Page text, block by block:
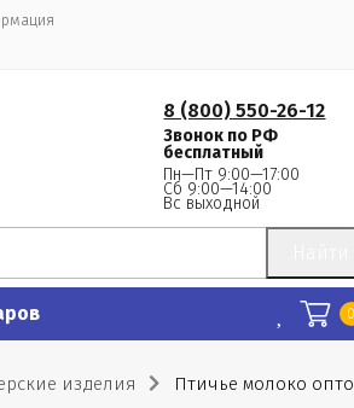
8 (800) 550-26-12
Звонок по РФ
бесплатный
Пн—Пт 9:00—17:00
Сб 9:00—14:00
Вс выходной
изделия Птичье молоко